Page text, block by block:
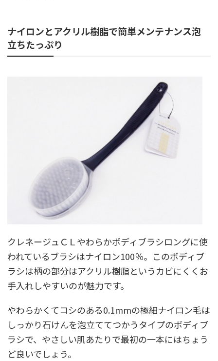
ナイロンとアクリル樹脂で簡単メンテナンス泡
立ちたっぷり
クレネージュＣＬやわらかボディブラシロングに使
われているブラシはナイロン100％。このボディブ
ラシは柄の部分はアクリル樹脂というカビにくくお
手入れしやすいのが魅力です。
やわらかくてコシのある0.1mmの極細ナイロン毛は
しっかり石けんを泡立ててつかうタイプのボディブ
ラシで、やさしい肌あたりで最初の一本にはちょう
ど良いでしょう。